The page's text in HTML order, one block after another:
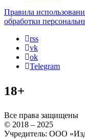
Правила
обработки
rss
vk
ok
Telegram
18+
Все права защищены
© 2018 – 2025
Учредитель: ООО